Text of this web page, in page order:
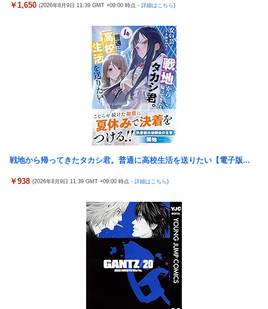
【動画】 可愛い元気なバイトの女の子！ホテルへ。寝ている彼女
タトゥー彫り師さん「刺青入れてる奴は全員バカです」→30万再
【悲報】「美人すぎる県警本部長」失職ｗｗｗｗｗｗｗｗｗ
本屋に現れた異臭＆浮浪者風の男、ペタンコのボストンバッグを
パンパンにして無会計で退店！Gメンに確保され「なんで？」と
【画像】 キャミイの18万円の最新フィギュア、ガチで作り込みが
【熊本地震】 発生後に居酒屋店内から温泉が吹き出す ← これ前
アに登場してしまう……
【画像】 素人美女さん、エ○チなビデオに出演した結果ｗｗｗｗ
【試合実況】西武２軍スタメン 先発:杉山遙希（2026.8.9）
【朗報】竹内朱莉「整体で軍隊経験者と思われた。ダンス負荷
で、私の骨と筋肉はもうグチャグチャになっている」
なんでパチンコってこんな回らなくなったんだろうな…源さんと
￥1,650 (2026年8月9日 11:39 GMT +09:00 時点 - 詳細はこちら)
戦地から帰ってきたタカシ君。普通に高校生活を送りたい【電子版...
￥938 (2026年8月9日 11:39 GMT +09:00 時点 - 詳細はこちら)